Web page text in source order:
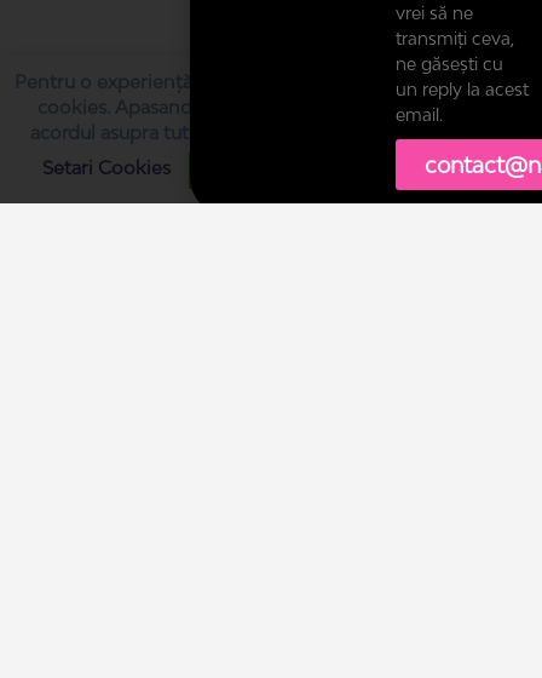
Pentru o experiență cât mai bună, acest website folosește
cookies. Apasand butonul “Sunt de acord”, iti exprimi
acordul asupra tuturor cookie-urilor pe care le folosim.
Setari Cookies
vrei să ne
transmiți ceva,
ne găsești cu
un reply la acest
email.